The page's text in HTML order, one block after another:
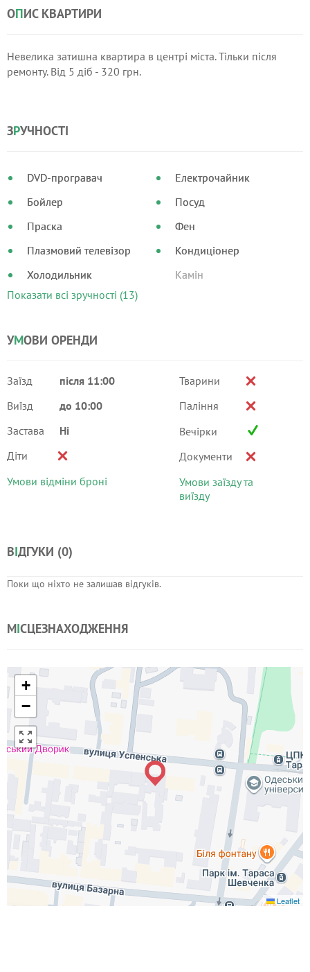
ОПИС КВАРТИРИ
Невелика затишна квартира в центрі міста. Тільки після
ремонту. Від 5 діб - 320 грн.
ЗРУЧНОСТІ
DVD-програвач
Бойлер
Праска
Плазмовий телевізор
Холодильник
Електрочайник
Посуд
Фен
Кондиціонер
Камін
Показати всі зручності (13)
УМОВИ ОРЕНДИ
Заїзд
після 11:00
Виїзд
до 10:00
Застава
Ні
Діти
Умови відміни броні
Тварини
Паління
Вечірки
Документи
Умови заїзду та
виїзду
ВІДГУКИ (0)
Поки що ніхто не залишав відгуків.
МІСЦЕЗНАХОДЖЕННЯ
+
−
Leaflet